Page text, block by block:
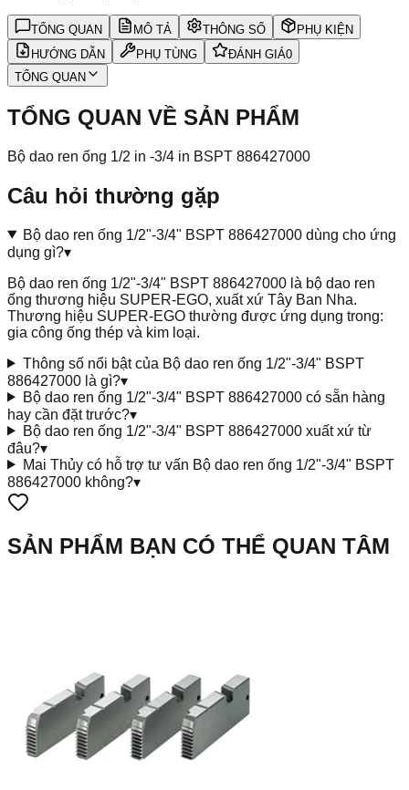
TỔNG QUAN MÔ TẢ THÔNG SỐ
PHỤ KIỆN
HƯỚNG DẪN
PHỤ TÙNG ĐÁNH GIÁ0
TỔNG QUAN
TỔNG QUAN VỀ SẢN PHẨM
Bộ dao ren ống 1/2 in -3/4 in BSPT 886427000
Câu hỏi thường gặp
Bộ dao ren ống 1/2"-3/4" BSPT 886427000 dùng cho ứng
dụng gì?▾
Bộ dao ren ống 1/2"-3/4" BSPT 886427000 là bộ dao ren
ống thương hiệu SUPER-EGO, xuất xứ Tây Ban Nha.
Thương hiệu SUPER-EGO thường được ứng dụng trong:
gia công ống thép và kim loại.
Thông số nổi bật của Bộ dao ren ống 1/2"-3/4" BSPT
886427000 là gì?▾
Bộ dao ren ống 1/2"-3/4" BSPT 886427000 có sẵn hàng
hay cần đặt trước?▾
Bộ dao ren ống 1/2"-3/4" BSPT 886427000 xuất xứ từ
đâu?▾
Mai Thủy có hỗ trợ tư vấn Bộ dao ren ống 1/2"-3/4" BSPT
886427000 không?▾
SẢN PHẨM BẠN CÓ THỂ QUAN TÂM